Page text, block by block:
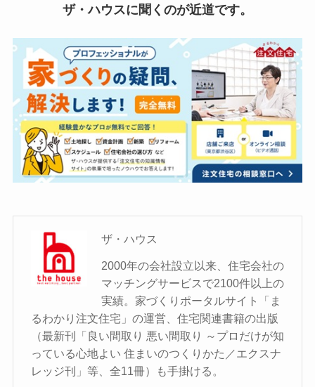
ザ・ハウスに聞くのが近道です。
ザ・ハウス
2000年の会社設立以来、住宅会社の
マッチングサービスで2100件以上の
実績。家づくりポータルサイト「ま
るわかり注文住宅」の運営、住宅関連書籍の出版
（最新刊「良い間取り 悪い間取り ～プロだけが知
っている心地よい 住まいのつくりかた／エクスナ
レッジ刊」等、全11冊）も手掛ける。